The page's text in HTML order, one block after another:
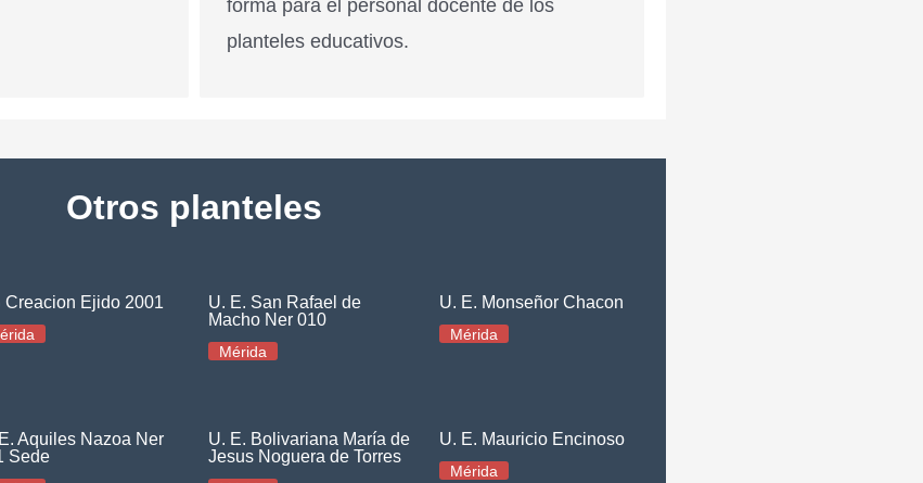
forma para el personal docente de los
planteles educativos.
Otros planteles
Creacion Ejido 2001
U. E. San Rafael de
Macho Ner 010
Mérida
U. E. Monseñor Chacon
Mérida
Aquiles Nazoa Ner
Sede
U. E. Bolivariana María de
Jesus Noguera de Torres
U. E. Mauricio Encinoso
Mérida